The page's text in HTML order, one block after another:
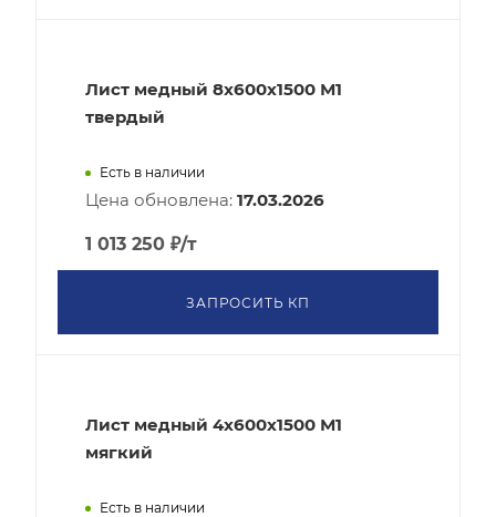
Лист медный 8x600х1500 М1
твердый
Есть в наличии
Цена обновлена: 17.03.2026
1 013 250 ₽/т
ЗАПРОСИТЬ КП
Лист медный 4x600х1500 М1
мягкий
Есть в наличии